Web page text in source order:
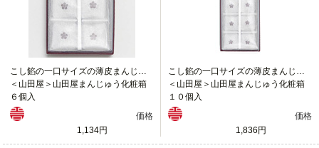
こし餡の一口サイズの薄皮まんじゅう
＜山田屋＞山田屋まんじゅう化粧箱
６個入
価格
1,134円
こし餡の一口サイズの薄皮まんじゅう
＜山田屋＞山田屋まんじゅう化粧箱
１０個入
価格
1,836円